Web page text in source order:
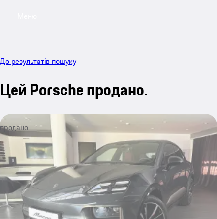
До результатів пошуку
Цей Porsche продано.
продано